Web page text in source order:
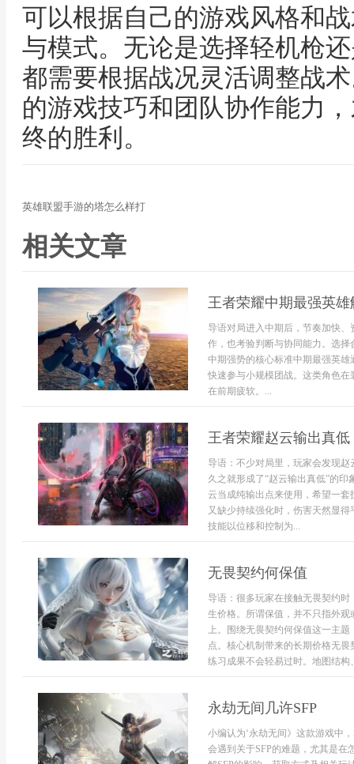
可以根据自己的游戏风格和
与模式。无论是选择轻机枪
都需要根据战况灵活调整战
的游戏技巧和团队协作能力
终的胜利。
英雄联盟手游的塔怎么样打
相关文章
王者荣耀中期最强英
导语对局进入中期后，节奏加快
作，也考验判断与协同能力。选
中期强势的核心标准中期最强英
快速参与小规模团战。这类角色
在前期疲软。...
王者荣耀赵云输出真低
导语：不少对局里，玩家会发现
久之就形成了“赵云输出真低”的
云当成纯输出点来使用，希望一
又缺少持续强化时，伤害天然显
技能以位移和控制为...
无畏契约何保值
导语：很多玩家在接触无畏契约
生价格。所谓保值，并不只指外
上。围绕无畏契约何保值这一主
点。核心机制带来的长期价格无
练习成果不会轻易过时。地图结构
永劫无间几许SFP
小编认为‘永劫无间》这款游戏中
会遇到关于SFP的难题，尤其是在